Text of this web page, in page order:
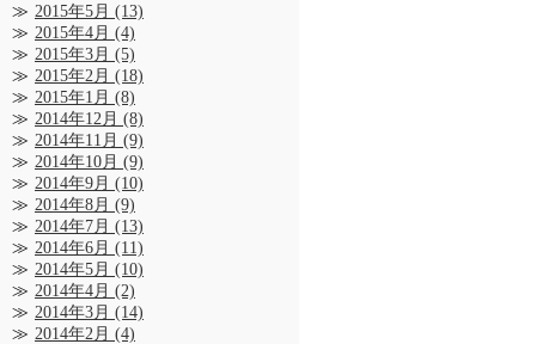
2015年5月 (13)
2015年4月 (4)
2015年3月 (5)
2015年2月 (18)
2015年1月 (8)
2014年12月 (8)
2014年11月 (9)
2014年10月 (9)
2014年9月 (10)
2014年8月 (9)
2014年7月 (13)
2014年6月 (11)
2014年5月 (10)
2014年4月 (2)
2014年3月 (14)
2014年2月 (4)